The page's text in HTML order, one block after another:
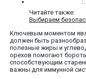
Читайте также:
Выбираем
Ключевым моментом
должен быть
полезные жиры и
орехов помогают
способствующим
важны для иммунной